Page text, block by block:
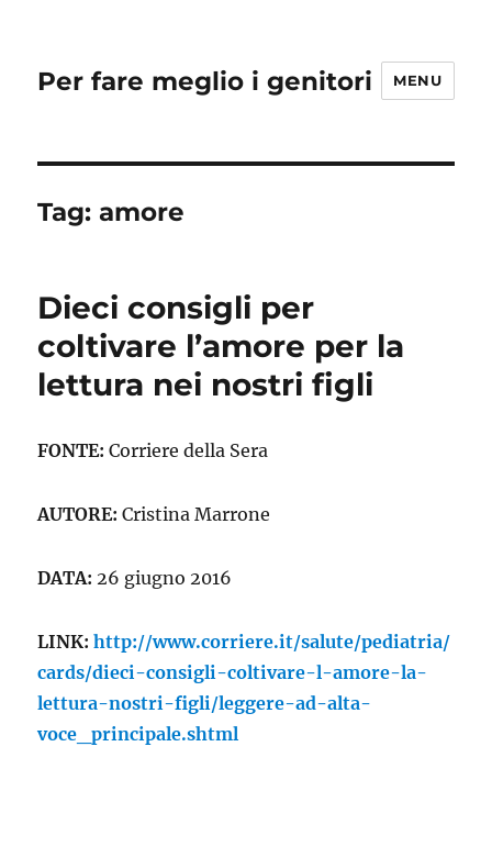
Per fare meglio i genitori MENU
Tag:amore
Dieci consigli per
coltivare l’amore per la
lettura nei nostri figli
FONTE: Corriere della Sera
AUTORE: Cristina Marrone
DATA: 26 giugno 2016
LINK:http://www.corriere.it/salute/pediatria/
cards/dieci-consigli-coltivare-l-amore-la-
lettura-nostri-figli/leggere-ad-alta-
voce_principale.shtml